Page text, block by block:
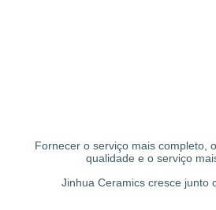
Fornecer o serviço mais completo,
qualidade e o serviço
Jinhua Ceramics cresce junto